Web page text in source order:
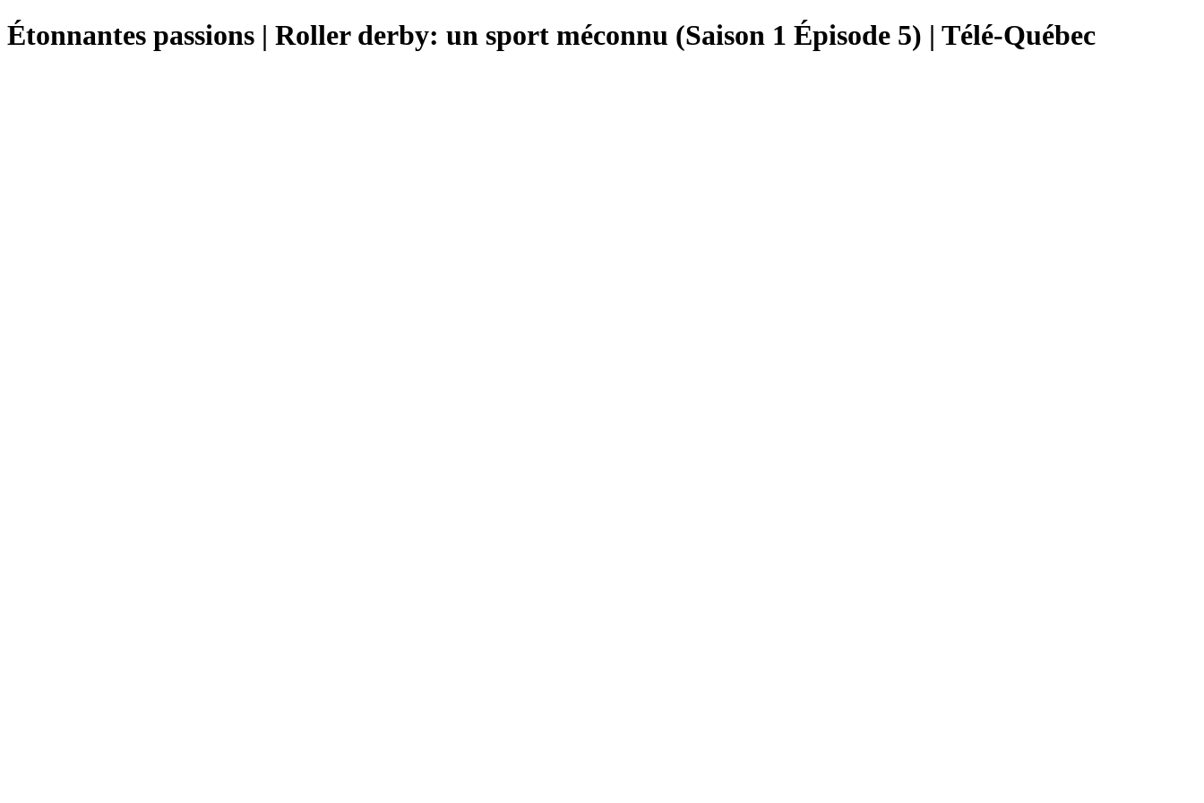
Étonnantes passions | Roller derby: un sport méconnu (Saison 1 Épisode 5) | Télé-Québec